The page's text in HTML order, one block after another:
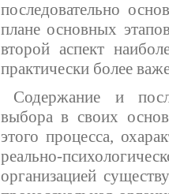
последовательно
плане основных
второй аспект
практически более
Содержание и
выбора в своих
этого процесса,
реально-
организацией